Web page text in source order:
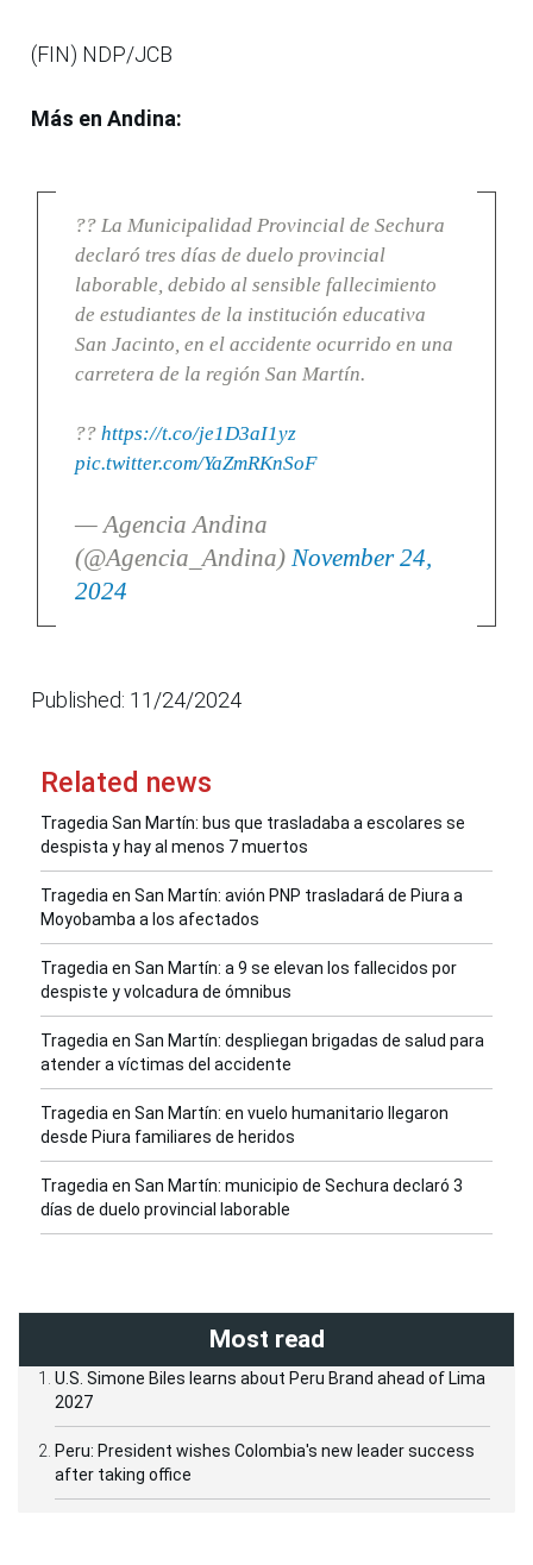
(FIN) NDP/JCB
Más en Andina:
?? La Municipalidad Provincial de Sechura
declaró tres días de duelo provincial
laborable, debido al sensible fallecimiento
de estudiantes de la institución educativa
San Jacinto, en el accidente ocurrido en una
carretera de la región San Martín.
?? https://t.co/je1D3aI1yz
pic.twitter.com/YaZmRKnSoF
— Agencia Andina
(@Agencia_Andina) November 24,
2024
Published: 11/24/2024
Related news
Tragedia San Martín: bus que trasladaba a escolares se
despista y hay al menos 7 muertos
Tragedia en San Martín: avión PNP trasladará de Piura a
Moyobamba a los afectados
Tragedia en San Martín: a 9 se elevan los fallecidos por
despiste y volcadura de ómnibus
Tragedia en San Martín: despliegan brigadas de salud para
atender a víctimas del accidente
Tragedia en San Martín: en vuelo humanitario llegaron
desde Piura familiares de heridos
Tragedia en San Martín: municipio de Sechura declaró 3
días de duelo provincial laborable
Most read
U.S. Simone Biles learns about Peru Brand ahead of Lima
2027
Peru: President wishes Colombia's new leader success
after taking office